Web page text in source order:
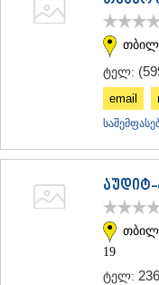
ტელ:
email
19
ტელ: